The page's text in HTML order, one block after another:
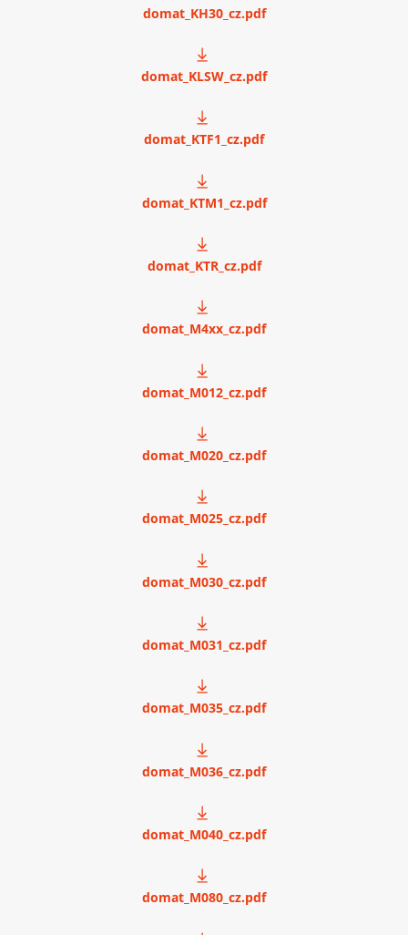
domat_KH30_cz.pdf
domat_KLSW_cz.pdf
domat_KTF1_cz.pdf
domat_KTM1_cz.pdf
domat_KTR_cz.pdf
domat_M4xx_cz.pdf
domat_M012_cz.pdf
domat_M020_cz.pdf
domat_M025_cz.pdf
domat_M030_cz.pdf
domat_M031_cz.pdf
domat_M035_cz.pdf
domat_M036_cz.pdf
domat_M040_cz.pdf
domat_M080_cz.pdf